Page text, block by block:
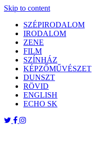
Skip to content
SZÉPIRODALOM
IRODALOM
ZENE
FILM
SZÍNHÁZ
KÉPZŐMŰVÉSZET
DUNSZT
RÖVID
ENGLISH
ECHO SK